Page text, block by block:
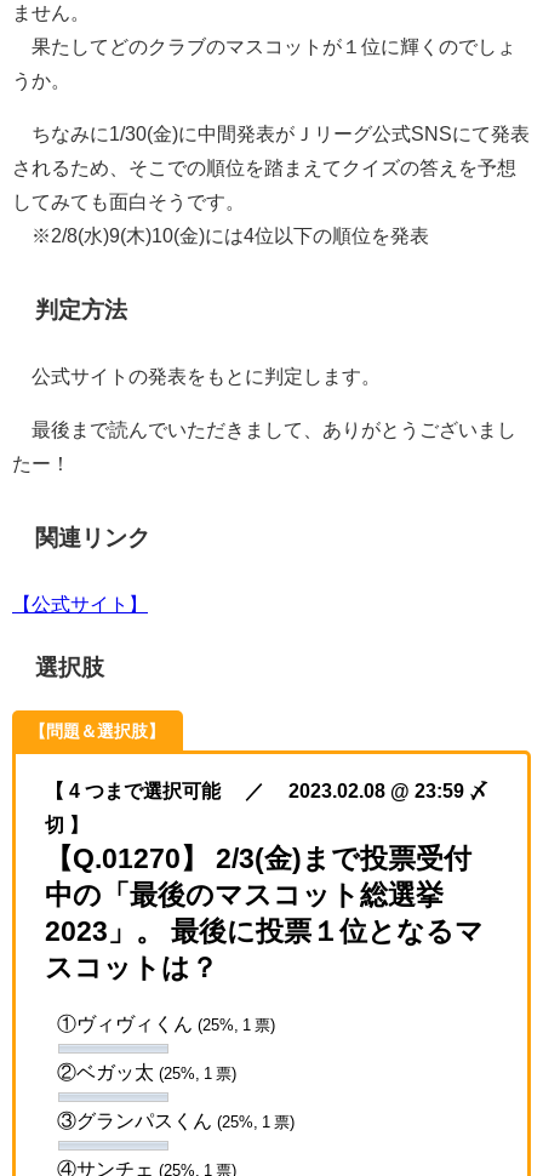
ません。
果たしてどのクラブのマスコットが１位に輝くのでしょ
うか。
ちなみに1/30(金)に中間発表がＪリーグ公式SNSにて発表
されるため、そこでの順位を踏まえてクイズの答えを予想
してみても面白そうです。
※2/8(水)9(木)10(金)には4位以下の順位を発表
判定方法
公式サイトの発表をもとに判定します。
最後まで読んでいただきまして、ありがとうございまし
たー！
関連リンク
【公式サイト】
選択肢
【問題＆選択肢】
【 4 つまで選択可能 ／ 2023.02.08 @ 23:59 〆
切 】
【Q.01270】 2/3(金)まで投票受付
中の「最後のマスコット総選挙
2023」。 最後に投票１位となるマ
スコットは？
①ヴィヴィくん (25%, 1 票)
②ベガッ太 (25%, 1 票)
③グランパスくん (25%, 1 票)
④サンチェ (25%, 1 票)